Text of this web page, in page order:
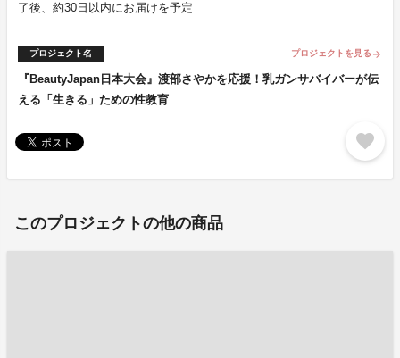
了後、約30日以内にお届けを予定
プロジェクト名 プロジェクトを見る arrow_forward
『BeautyJapan日本大会』渡部さやかを応援！乳ガンサバイバーが伝
える「生きる」ための性教育
favorite
このプロジェクトの他の商品